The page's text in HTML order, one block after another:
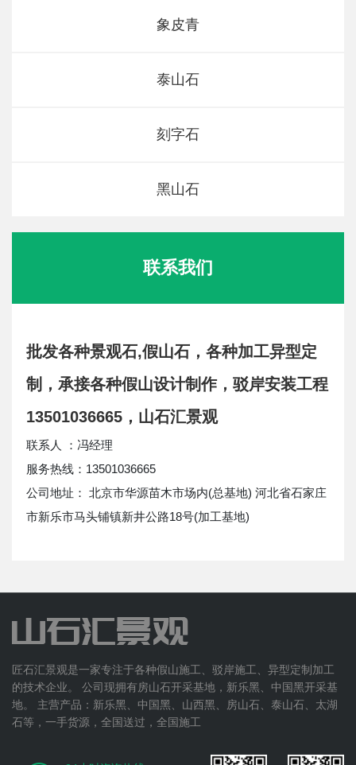
象皮青
泰山石
刻字石
黑山石
联系我们
批发各种景观石,假山石，各种加工异型定
制，承接各种假山设计制作，驳岸安装工程
13501036665，山石汇景观
联系人 ：冯经理
服务热线：13501036665
公司地址： 北京市华源苗木市场内(总基地) 河北省石家庄
市新乐市马头铺镇新井公路18号(加工基地)
匠石汇景观是一家专注于各种假山施工、驳岸施工、异型定制加工
的技术企业。 公司现拥有房山石开采基地，新乐黑、中国黑开采基
地。 主营产品：新乐黑、中国黑、山西黑、房山石、泰山石、太湖
石等，一手货源，全国送过，全国施工